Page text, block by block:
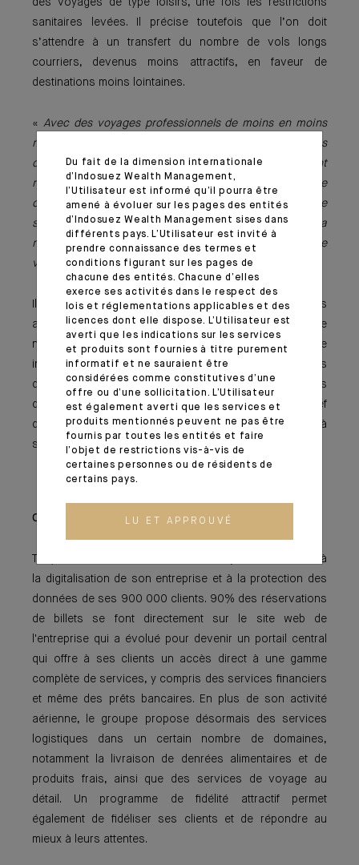
des voyages de type loisirs, une fois les restrictions
sanitaires levées. Il précise toutefois que l’on doit
s’attendre à un transfert du nombre de vols longs
courriers, devenus moins attractifs, en faveur de
destinations moins lointaines.
« Avec des voyages professionnels de moins en moins
nombreux, sur des distances sans doute plus courtes, les
compagnies aériennes devront inévitablement
réinventer leur classe affaires. C’est aussi pour elles une
opportunité d’envisager le monde post-Covid sous le
signe des loisirs dès 2022. Le calendrier dépendra
néanmoins de notre capacité collective à vaincre le
virus
» affirme Tony Fernandes.
Il rappelle qu’il a débuté dans le secteur aérien après les
attentats du 11 septembre qui avaient imposé de
nouvelles normes de sécurité finalement très vite
intégrées. Désormais ce sont des contraintes sanitaires
qui exigent des ajustements dans les protocoles
d’accueil et de transport des passagers mais le chef
d’entreprise reste confiant dans la capacité du secteur à
s’adapter.
Conjuguer digitalisation et diversification
Tony Fernandes se félicite d’avoir toujours été attentif à
la digitalisation de son entreprise et à la protection des
données de ses 900 000 clients. 90% des réservations
de billets se font directement sur le site web de
l'entreprise qui a évolué pour devenir un portail central
qui offre à ses clients un accès direct à une gamme
complète de services, y compris des services financiers
et même des prêts bancaires. En plus de son activité
aérienne, le groupe propose désormais des services
logistiques dans un certain nombre de domaines,
notamment la livraison de denrées alimentaires et de
produits frais, ainsi que des services de voyage au
détail. Un programme de fidélité attractif permet
également de fidéliser ses clients et de répondre au
mieux à leurs attentes.
Du fait de la dimension internationale
d’Indosuez Wealth Management,
l’Utilisateur est informé qu’il pourra être
amené à évoluer sur les pages des entités
d’Indosuez Wealth Management sises dans
différents pays. L’Utilisateur est invité à
prendre connaissance des termes et
conditions figurant sur les pages de
chacune des entités. Chacune d’elles
exerce ses activités dans le respect des
lois et réglementations applicables et des
licences dont elle dispose. L’Utilisateur est
averti que les indications sur les services
et produits sont fournies à titre purement
informatif et ne sauraient être
considérées comme constitutives d’une
offre ou d’une sollicitation. L’Utilisateur
est également averti que les services et
produits mentionnés peuvent ne pas être
fournis par toutes les entités et faire
l’objet de restrictions vis-à-vis de
certaines personnes ou de résidents de
certains pays.
LU ET APPROUVÉ